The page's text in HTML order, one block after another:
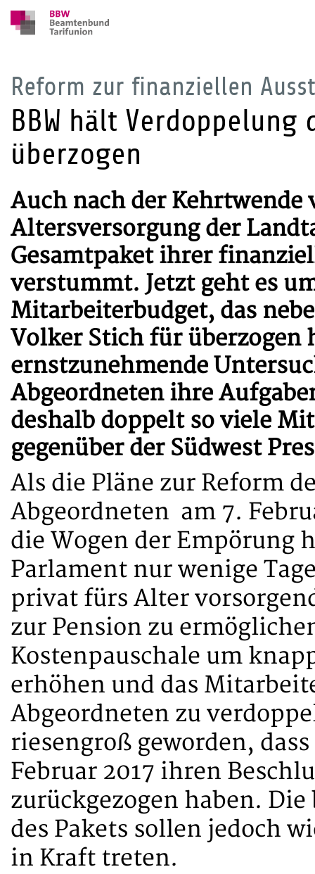
Reform zur finanziellen
BBW hält
überzogen
Auch nach der Kehrtwende
Altersversorgung der
Gesamtpaket ihrer
verstummt. Jetzt geht es
Mitarbeiterbudget, das
Volker Stich für überzogen
ernstzunehmende
Abgeordneten ihre
deshalb doppelt so viele
gegenüber der Südwest
Als die Pläne zur Reform
Abgeordneten am 7.
die Wogen der Empörung
Parlament nur wenige
privat fürs Alter
zur Pension zu
Kostenpauschale um
erhöhen und das
Abgeordneten zu
riesengroß geworden, dass
Februar 2017 ihren
zurückgezogen haben.
des Pakets sollen jedoch
in Kraft treten.